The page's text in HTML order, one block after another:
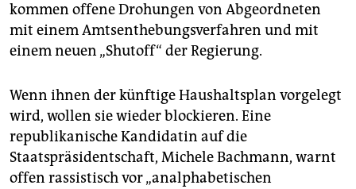
kommen offene Drohungen von Abgeordneten
mit einem Amtsenthebungsverfahren und mit
einem neuen „Shutoff“ der Regierung.
Wenn ihnen der künftige Haushaltsplan vorgelegt
wird, wollen sie wieder blockieren. Eine
republikanische Kandidatin auf die
Staatspräsidentschaft, Michele Bachmann, warnt
offen rassistisch vor „analphabetischen